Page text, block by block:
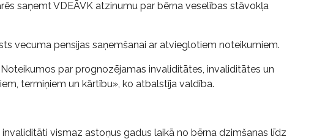
saņemt VDEĀVK atzinumu par bērna veselības stāvokļa
vecuma pensijas saņemšanai ar atvieglotiem noteikumiem.
par prognozējamas invaliditātes, invaliditātes un
termiņiem un kārtību», ko atbalstīja valdība.
invaliditāti vismaz astoņus gadus laikā no bērna dzimšanas līdz